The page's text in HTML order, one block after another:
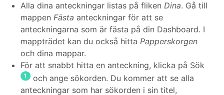
Alla dina anteckningar listas på fliken Dina. Gå till
mappen Fästa anteckningar för att se
anteckningarna som är fästa på din Dashboard. I
mappträdet kan du också hitta Papperskorgen
och dina mappar.
För att snabbt hitta en anteckning, klicka på Sök
och ange sökorden. Du kommer att se alla
anteckningar som har sökorden i sin titel,